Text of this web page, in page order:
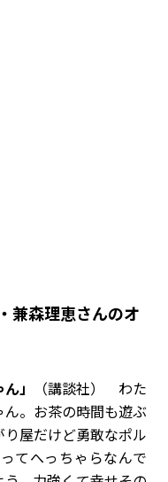
兼森理恵さんのオ
」
（講談社） わた
。お茶の時間も遊ぶ
屋だけど勇敢なポル
てへっちゃらなんで